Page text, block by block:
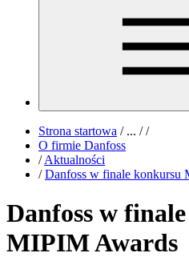
Strona startowa /... / /
O firmie Danfoss
/ Aktualności
/ Danfoss w finale konkursu
Danfoss w
MIPIM Awards